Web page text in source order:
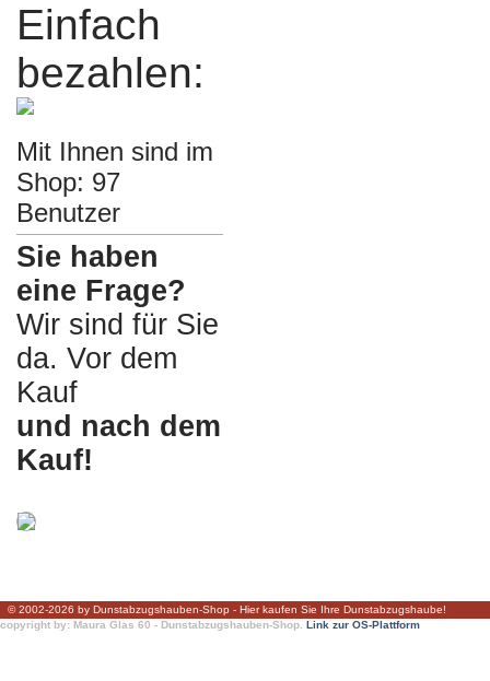
Einfach
bezahlen:
Mit Ihnen sind im
Shop: 97
Benutzer
Sie haben
eine Frage?
Wir sind für Sie
da. Vor dem
Kauf
und nach dem
Kauf!
© 2002-2026 by Dunstabzugshauben-Shop - Hier kaufen Sie Ihre Dunstabzugshaube!
copyright by: Maura Glas 60 - Dunstabzugshauben-Shop. Link zur OS-Plattform